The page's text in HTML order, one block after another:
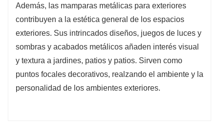
Además, las mamparas metálicas para exteriores
contribuyen a la estética general de los espacios
exteriores. Sus intrincados diseños, juegos de luces y
sombras y acabados metálicos añaden interés visual
y textura a jardines, patios y patios. Sirven como
puntos focales decorativos, realzando el ambiente y la
personalidad de los ambientes exteriores.